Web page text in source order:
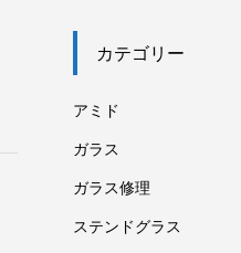
カテゴリー
アミド
ガラス
ガラス修理
ステンドグラス